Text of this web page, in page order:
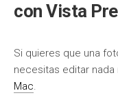
con Vista
Si quieres que una
necesitas editar nada
Mac.